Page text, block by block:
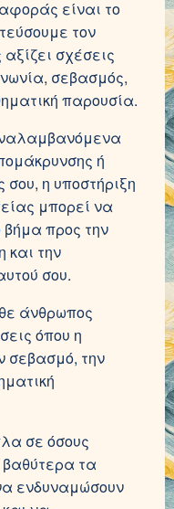
είναι το
τον
σχέσεις
σεβασμός,
παρουσία.
ή
η υποστήριξη
μπορεί να
προς την
και την
σου.
άνθρωπος
όπου η
σεβασμό, την
σε όσους
τα
ενδυναμώσουν